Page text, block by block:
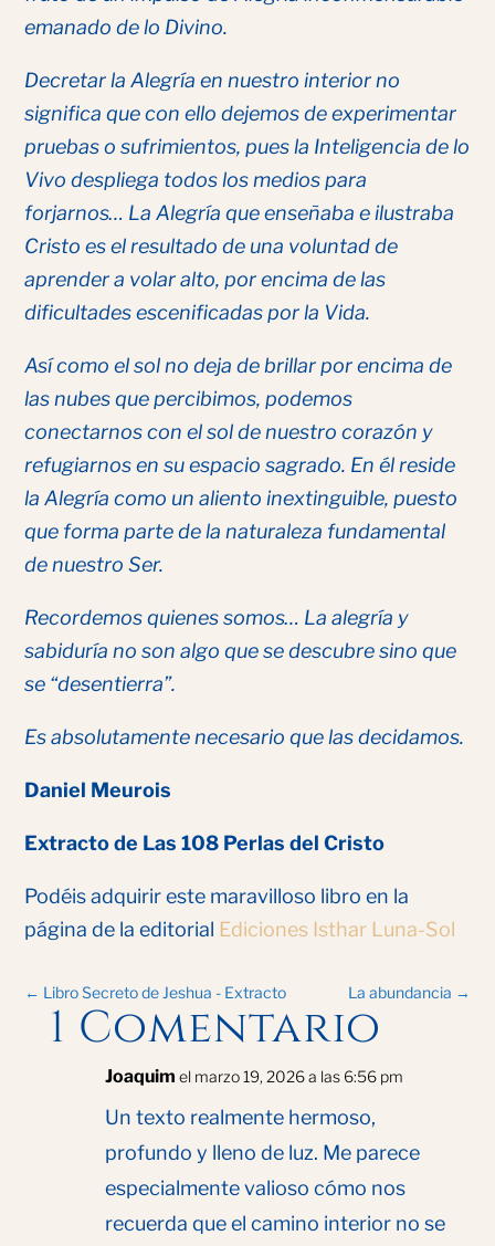
emanado de lo Divino.
Decretar la Alegría en nuestro interior no
significa que con ello dejemos de experimentar
pruebas o sufrimientos, pues la Inteligencia de lo
Vivo despliega todos los medios para
forjarnos… La Alegría que enseñaba e ilustraba
Cristo es el resultado de una voluntad de
aprender a volar alto, por encima de las
dificultades escenificadas por la Vida.
Así como el sol no deja de brillar por encima de
las nubes que percibimos, podemos
conectarnos con el sol de nuestro corazón y
refugiarnos en su espacio sagrado. En él reside
la Alegría como un aliento inextinguible, puesto
que forma parte de la naturaleza fundamental
de nuestro Ser.
Recordemos quienes somos… La alegría y
sabiduría no son algo que se descubre sino que
se “desentierra”.
Es absolutamente necesario que las decidamos.
Daniel Meurois
Extracto de Las 108 Perlas del Cristo
Podéis adquirir este maravilloso libro en la
página de la editorial Ediciones Isthar Luna-Sol
← Libro Secreto de Jeshua - Extracto La abundancia →
1 Comentario
Joaquim el marzo 19, 2026 a las 6:56 pm
Un texto realmente hermoso,
profundo y lleno de luz. Me parece
especialmente valioso cómo nos
recuerda que el camino interior no se